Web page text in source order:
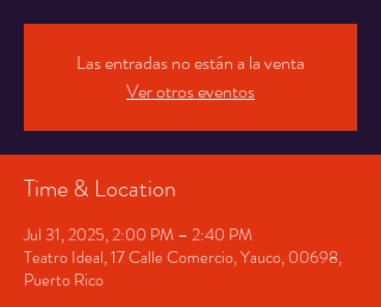
Las entradas no están a la venta
Ver otros eventos
Time & Location
Jul 31, 2025, 2:00 PM – 2:40 PM
Teatro Ideal, 17 Calle Comercio, Yauco, 00698,
Puerto Rico